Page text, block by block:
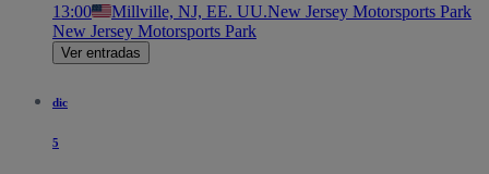
13:00 Millville, NJ, EE. UU.New Jersey Motorsports Park
New Jersey Motorsports Park
Ver entradas
dic
5